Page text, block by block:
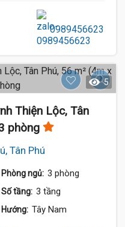
0989456623
5
Thiện Lộc, Tân
phòng
Tân Phú
Phòng ngủ: 3 phòng
Số tầng: 3 tầng
Hướng: Tây Nam